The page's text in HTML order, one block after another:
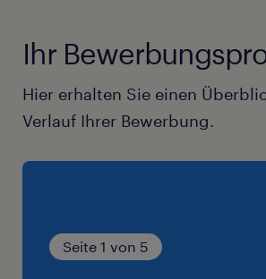
Ihr
Hier erhalten Sie einen
Verlauf Ihrer Bewerbung.
Seite 1 von 5